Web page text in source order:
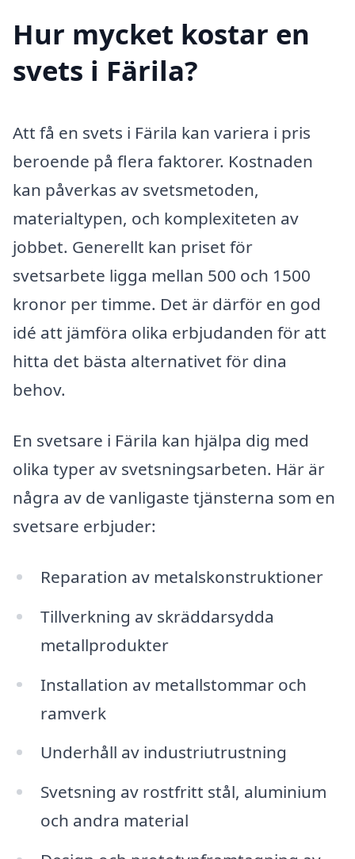
Hur mycket kostar en
svets i Färila?
Att få en svets i Färila kan variera i pris
beroende på flera faktorer. Kostnaden
kan påverkas av svetsmetoden,
materialtypen, och komplexiteten av
jobbet. Generellt kan priset för
svetsarbete ligga mellan 500 och 1500
kronor per timme. Det är därför en god
idé att jämföra olika erbjudanden för att
hitta det bästa alternativet för dina
behov.
En svetsare i Färila kan hjälpa dig med
olika typer av svetsningsarbeten. Här är
några av de vanligaste tjänsterna som en
svetsare erbjuder:
Reparation av metalskonstruktioner
Tillverkning av skräddarsydda
metallprodukter
Installation av metallstommar och
ramverk
Underhåll av industriutrustning
Svetsning av rostfritt stål, aluminium
och andra material